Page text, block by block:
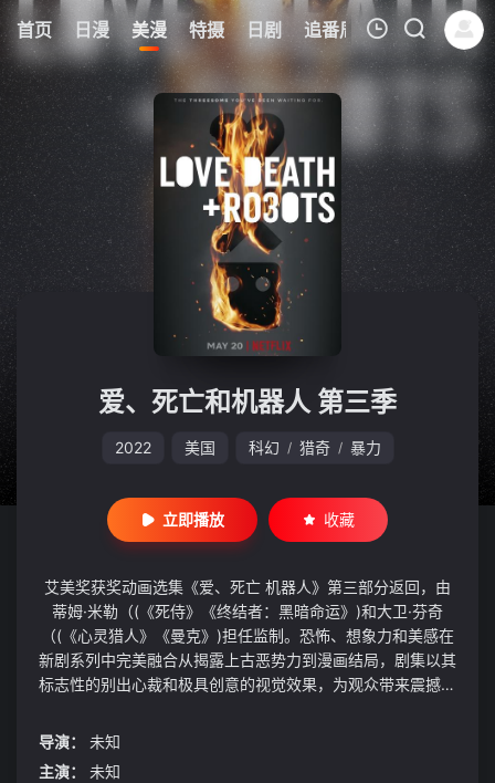
首页 日漫 美漫 特摄 日剧 追番周表 今日更新
0
我的观影记录
暂无观看影片的记录
爱、死亡和机器人 第三季
2022 美国 科幻 / 猎奇 / 暴力
立即播放 收藏
艾美奖获奖动画选集《爱、死亡 机器人》第三部分返回，由
蒂姆·米勒（(《死侍》《终结者：黑暗命运》)和大卫·芬奇
（(《心灵猎人》《曼克》)担任监制。恐怖、想象力和美感在
新剧系列中完美融合从揭露上古恶势力到漫画结局，剧集以其
标志性的别出心裁和极具创意的视觉效果，为观众带来震撼的
导演：
未知
主演：
未知